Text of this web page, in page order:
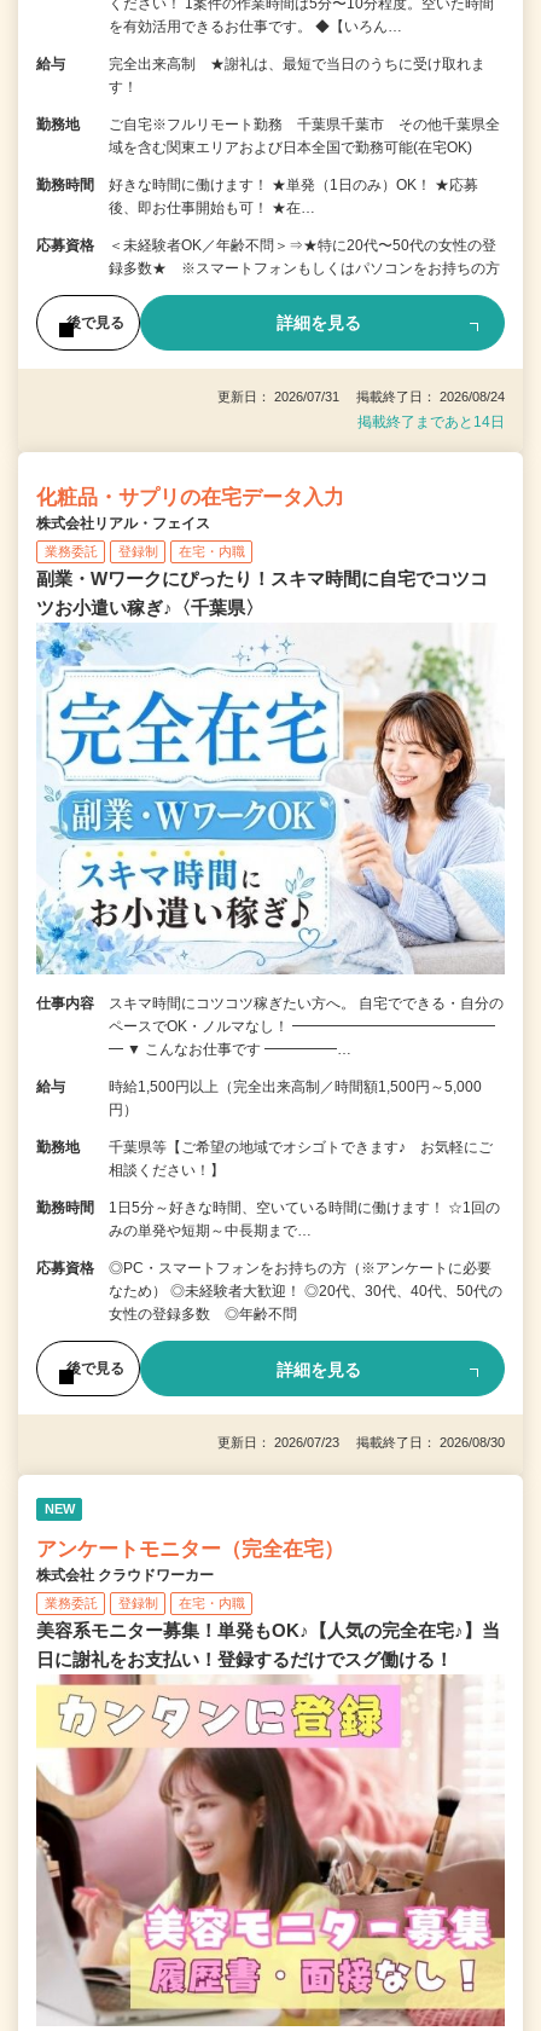
を有効活用できるお仕事です。 ◆【いろん…
給与
完全出来高制 ★謝礼は、最短で当日のうちに受け取れま
す！
勤務地
ご自宅※フルリモート勤務 千葉県千葉市 その他千葉県全
域を含む関東エリアおよび日本全国で勤務可能(在宅OK)
勤務時間
好きな時間に働けます！ ★単発（1日のみ）OK！ ★応募
後、即お仕事開始も可！ ★在…
応募資格
＜未経験者OK／年齢不問＞⇒★特に20代〜50代の女性の登
録多数★ ※スマートフォンもしくはパソコンをお持ちの方
後で見る 詳細を見る
更新日： 2026/07/31 掲載終了日： 2026/08/24
掲載終了まであと14日
化粧品・サプリの在宅データ入力
株式会社リアル・フェイス
業務委託 登録制 在宅・内職
副業・Wワークにぴったり！スキマ時間に自宅でコツコ
ツお小遣い稼ぎ♪〈千葉県〉
仕事内容
スキマ時間にコツコツ稼ぎたい方へ。 自宅でできる・自分の
ペースでOK・ノルマなし！ ━━━━━━━━━━━━━━
━ ▼ こんなお仕事です ━━━━━…
給与
時給1,500円以上（完全出来高制／時間額1,500円～5,000
円）
勤務地
千葉県等【ご希望の地域でオシゴトできます♪ お気軽にご
相談ください！】
勤務時間
1日5分～好きな時間、空いている時間に働けます！ ☆1回の
みの単発や短期～中長期まで…
応募資格
◎PC・スマートフォンをお持ちの方（※アンケートに必要
なため） ◎未経験者大歓迎！ ◎20代、30代、40代、50代の
女性の登録多数 ◎年齢不問
後で見る 詳細を見る
更新日： 2026/07/23 掲載終了日： 2026/08/30
NEW
アンケートモニター（完全在宅）
株式会社 クラウドワーカー
業務委託 登録制 在宅・内職
美容系モニター募集！単発もOK♪【人気の完全在宅♪】当
日に謝礼をお支払い！登録するだけでスグ働ける！